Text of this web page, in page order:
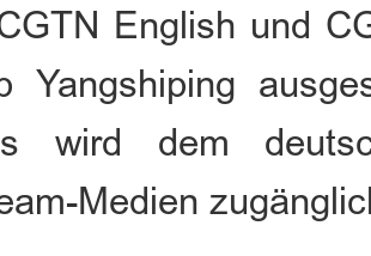
English und
Yangshiping
wird dem
Medien